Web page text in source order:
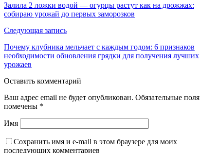
Залила 2 ложки водой — огурцы растут как на дрожжах:
собираю урожай до первых заморозков
Следующая запись
Почему клубника мельчает с каждым годом: 6 признаков
необходимости обновления грядки для получения лучших
урожаев
Оставить комментарий
Ваш адрес email не будет опубликован. Обязательные поля
помечены *
Имя
Сохранить имя и e-mail в этом браузере для моих
последующих комментариев